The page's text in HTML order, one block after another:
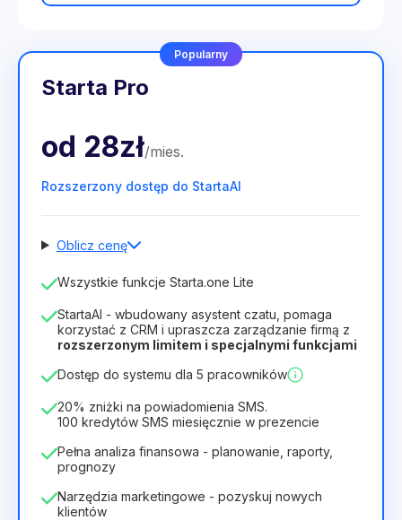
Popularny
Starta Pro
od 28zł/mies.
Rozszerzony dostęp do StartaAI
Oblicz cenę
Liczba pracowników
Czas trwania licencji
12 Months(zniżka -25%) Opłacalny
40zł28zł miesiąc
336zł za 12 Months
Wszystkie funkcje Starta.one Lite
StartaAI - wbudowany asystent czatu, pomaga
korzystać z CRM i upraszcza zarządzanie firmą z
rozszerzonym limitem i specjalnymi funkcjami
Dostęp do systemu dla 5 pracowników
20% zniżki na powiadomienia SMS.
100 kredytów SMS miesięcznie w prezencie
Pełna analiza finansowa - planowanie, raporty,
prognozy
Narzędzia marketingowe - pozyskuj nowych
klientów